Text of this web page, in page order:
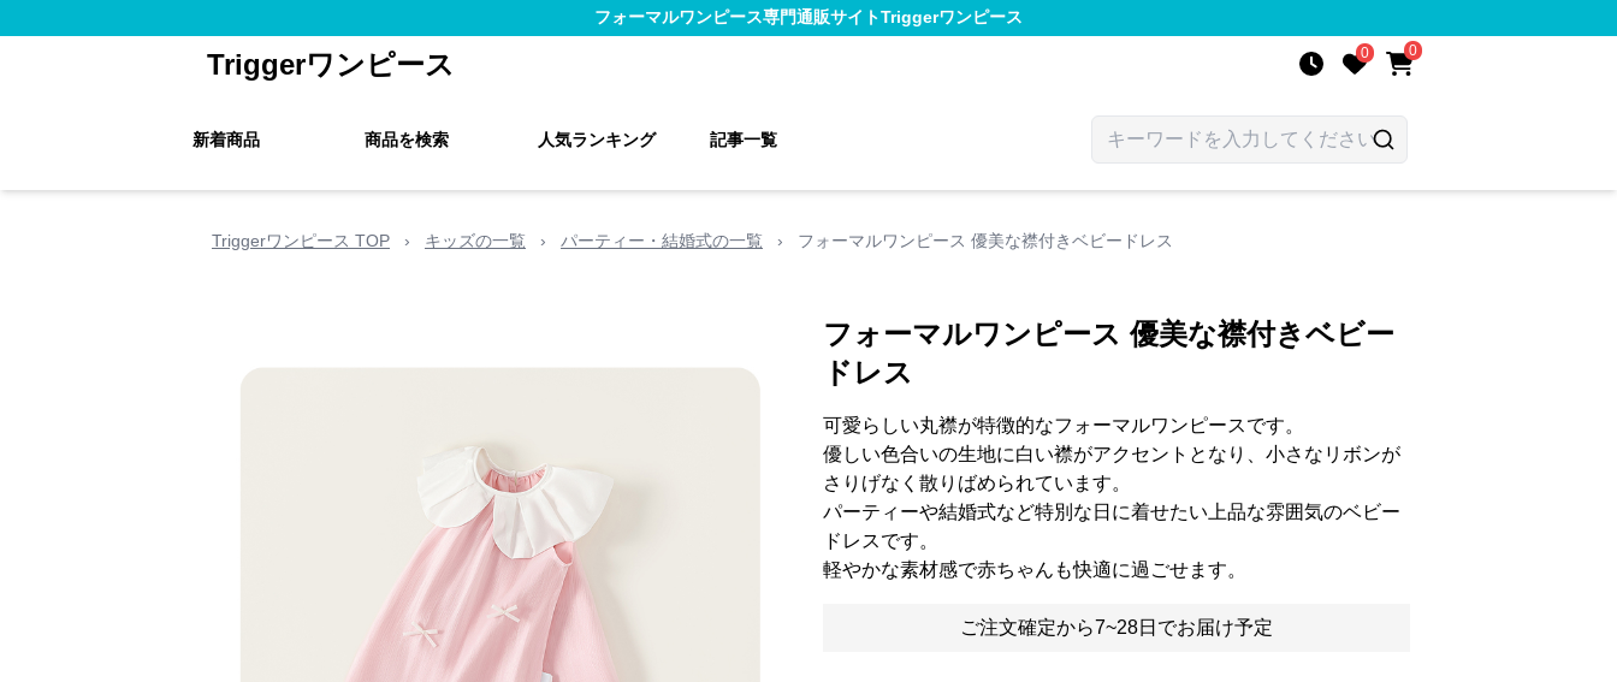
フォーマルワンピース専門通販サイトTriggerワンピース
Triggerワンピース 0 0
新着商品 商品を検索 人気ランキング 記事一覧
Triggerワンピース TOP › キッズの一覧 › パーティー・結婚式の一覧 › フォーマルワンピース 優美な襟付きベビードレス
フォーマルワンピース 優美な襟付きベビー
ドレス
可愛らしい丸襟が特徴的なフォーマルワンピースです。
優しい色合いの生地に白い襟がアクセントとなり、小さなリボンが
さりげなく散りばめられています。
パーティーや結婚式など特別な日に着せたい上品な雰囲気のベビー
ドレスです。
軽やかな素材感で赤ちゃんも快適に過ごせます。
ご注文確定から7~28日でお届け予定